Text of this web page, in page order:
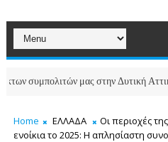
μας στην Δυτική Αττική
Home ΕΛΛΑΔΑ
Οι περιοχές
ενοίκια το 2025: Η απλησίαστη